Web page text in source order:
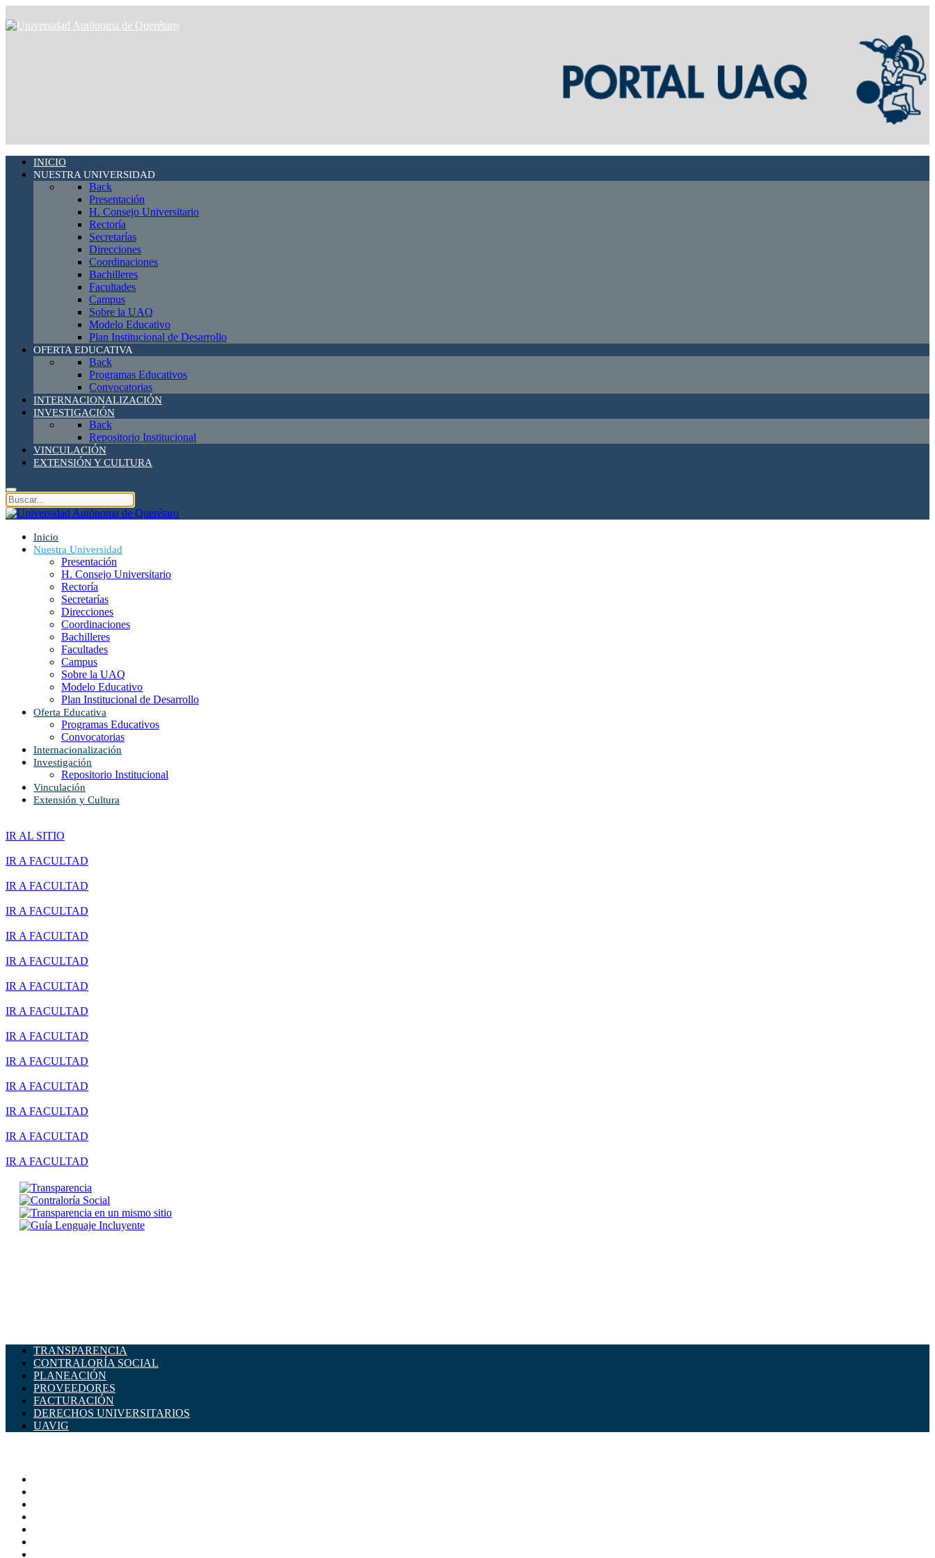
INICIO
NUESTRA UNIVERSIDAD
Back
Presentación
H. Consejo Universitario
Rectoría
Secretarías
Direcciones
Coordinaciones
Bachilleres
Facultades
Campus
Sobre la UAQ
Modelo Educativo
Plan Institucional de Desarrollo
OFERTA EDUCATIVA
Back
Programas Educativos
Convocatorias
INTERNACIONALIZACIÓN
INVESTIGACIÓN
Back
Repositorio Institucional
VINCULACIÓN
EXTENSIÓN Y CULTURA
Inicio
Nuestra Universidad
Presentación
H. Consejo Universitario
Rectoría
Secretarías
Direcciones
Coordinaciones
Bachilleres
Facultades
Campus
Sobre la UAQ
Modelo Educativo
Plan Institucional de Desarrollo
Oferta Educativa
Programas Educativos
Convocatorias
Internacionalización
Investigación
Repositorio Institucional
Vinculación
Extensión y Cultura
IR AL SITIO
IR A FACULTAD
IR A FACULTAD
IR A FACULTAD
IR A FACULTAD
IR A FACULTAD
IR A FACULTAD
IR A FACULTAD
IR A FACULTAD
IR A FACULTAD
IR A FACULTAD
IR A FACULTAD
IR A FACULTAD
IR A FACULTAD
TRANSPARENCIA
CONTRALORÍA SOCIAL
PLANEACIÓN
PROVEEDORES
FACTURACIÓN
DERECHOS UNIVERSITARIOS
UAVIG